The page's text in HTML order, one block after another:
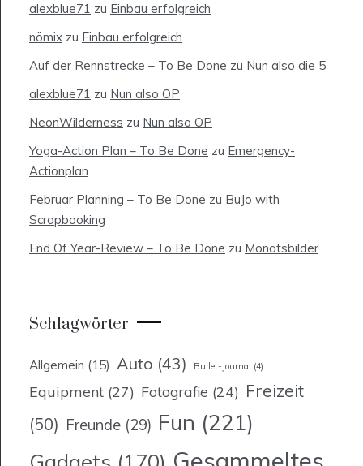
alexblue71 zu Einbau erfolgreich
nömix zu Einbau erfolgreich
Auf der Rennstrecke – To Be Done zu Nun also die 5
alexblue71 zu Nun also OP
NeonWilderness zu Nun also OP
Yoga-Action Plan – To Be Done zu Emergency-
Actionplan
Februar Planning – To Be Done zu BuJo with
Scrapbooking
End Of Year-Review – To Be Done zu Monatsbilder
Schlagwörter
Allgemein (15) Auto (43) Bullet-Journal (4)
Equipment (27) Fotografie (24) Freizeit
(50) Freunde (29) Fun (221)